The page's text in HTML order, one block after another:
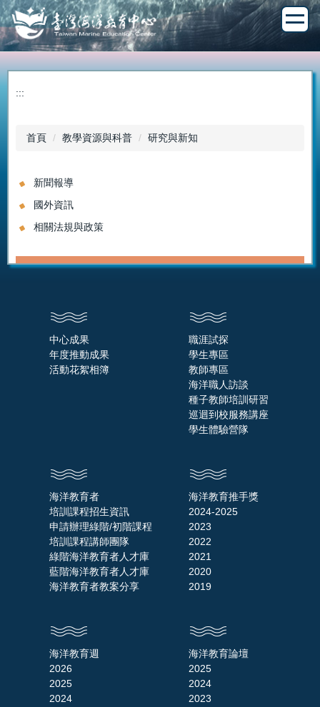
跳
到
主
要
內
:::
首頁 教學資源與科普 研究與新知
新聞報導
國外資訊
相關法規與政策
中心成果
年度推動成果
活動花絮相簿
職涯試探
學生專區
教師專區
海洋職人訪談
種子教師培訓研習
巡迴到校服務講座
學生體驗營隊
海洋教育者
培訓課程招生資訊
申請辦理綠階/初階課程
培訓課程講師團隊
綠階海洋教育者人才庫
藍階海洋教育者人才庫
海洋教育者教案分享
海洋教育推手獎
2024-2025
2023
2022
2021
2020
2019
海洋教育週
2026
2025
2024
海洋教育論壇
2025
2024
2023